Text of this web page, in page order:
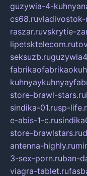
guzywia-4-
cs68.ruvladivostok-
raszar.ruvskrytie-
lipetsktelecom.ru
seksuzb.ru
store-brawl-stars.ru
sindika-01.rusp-
e-abis-1-c.ru
store-brawlstars.ru
antenna-highly.ru
3-sex-porn.ruban-
viagra-tablet.ru